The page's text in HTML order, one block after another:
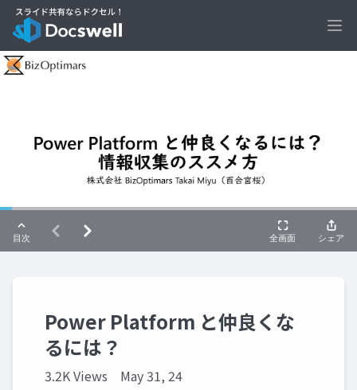
Power Platform と仲良くな
るには？
3.2K Views May 31, 24